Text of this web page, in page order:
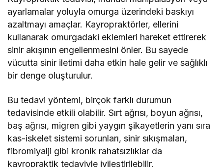
ayarlamalar yoluyla omurga üzerindeki baskıyı
azaltmayı amaçlar. Kayropraktörler, ellerini
kullanarak omurgadaki eklemleri hareket ettirerek
sinir akışının engellenmesini önler. Bu sayede
vücutta sinir iletimi daha etkin hale gelir ve sağlıklı
bir denge oluşturulur.
Bu tedavi yöntemi, birçok farklı durumun
tedavisinde etkili olabilir. Sırt ağrısı, boyun ağrısı,
baş ağrısı, migren gibi yaygın şikayetlerin yanı sıra
kas-iskelet sistemi sorunları, sinir sıkışmaları,
fibromiyalji gibi kronik rahatsızlıklar da
kayropraktik tedaviyle iyileştirilebilir.